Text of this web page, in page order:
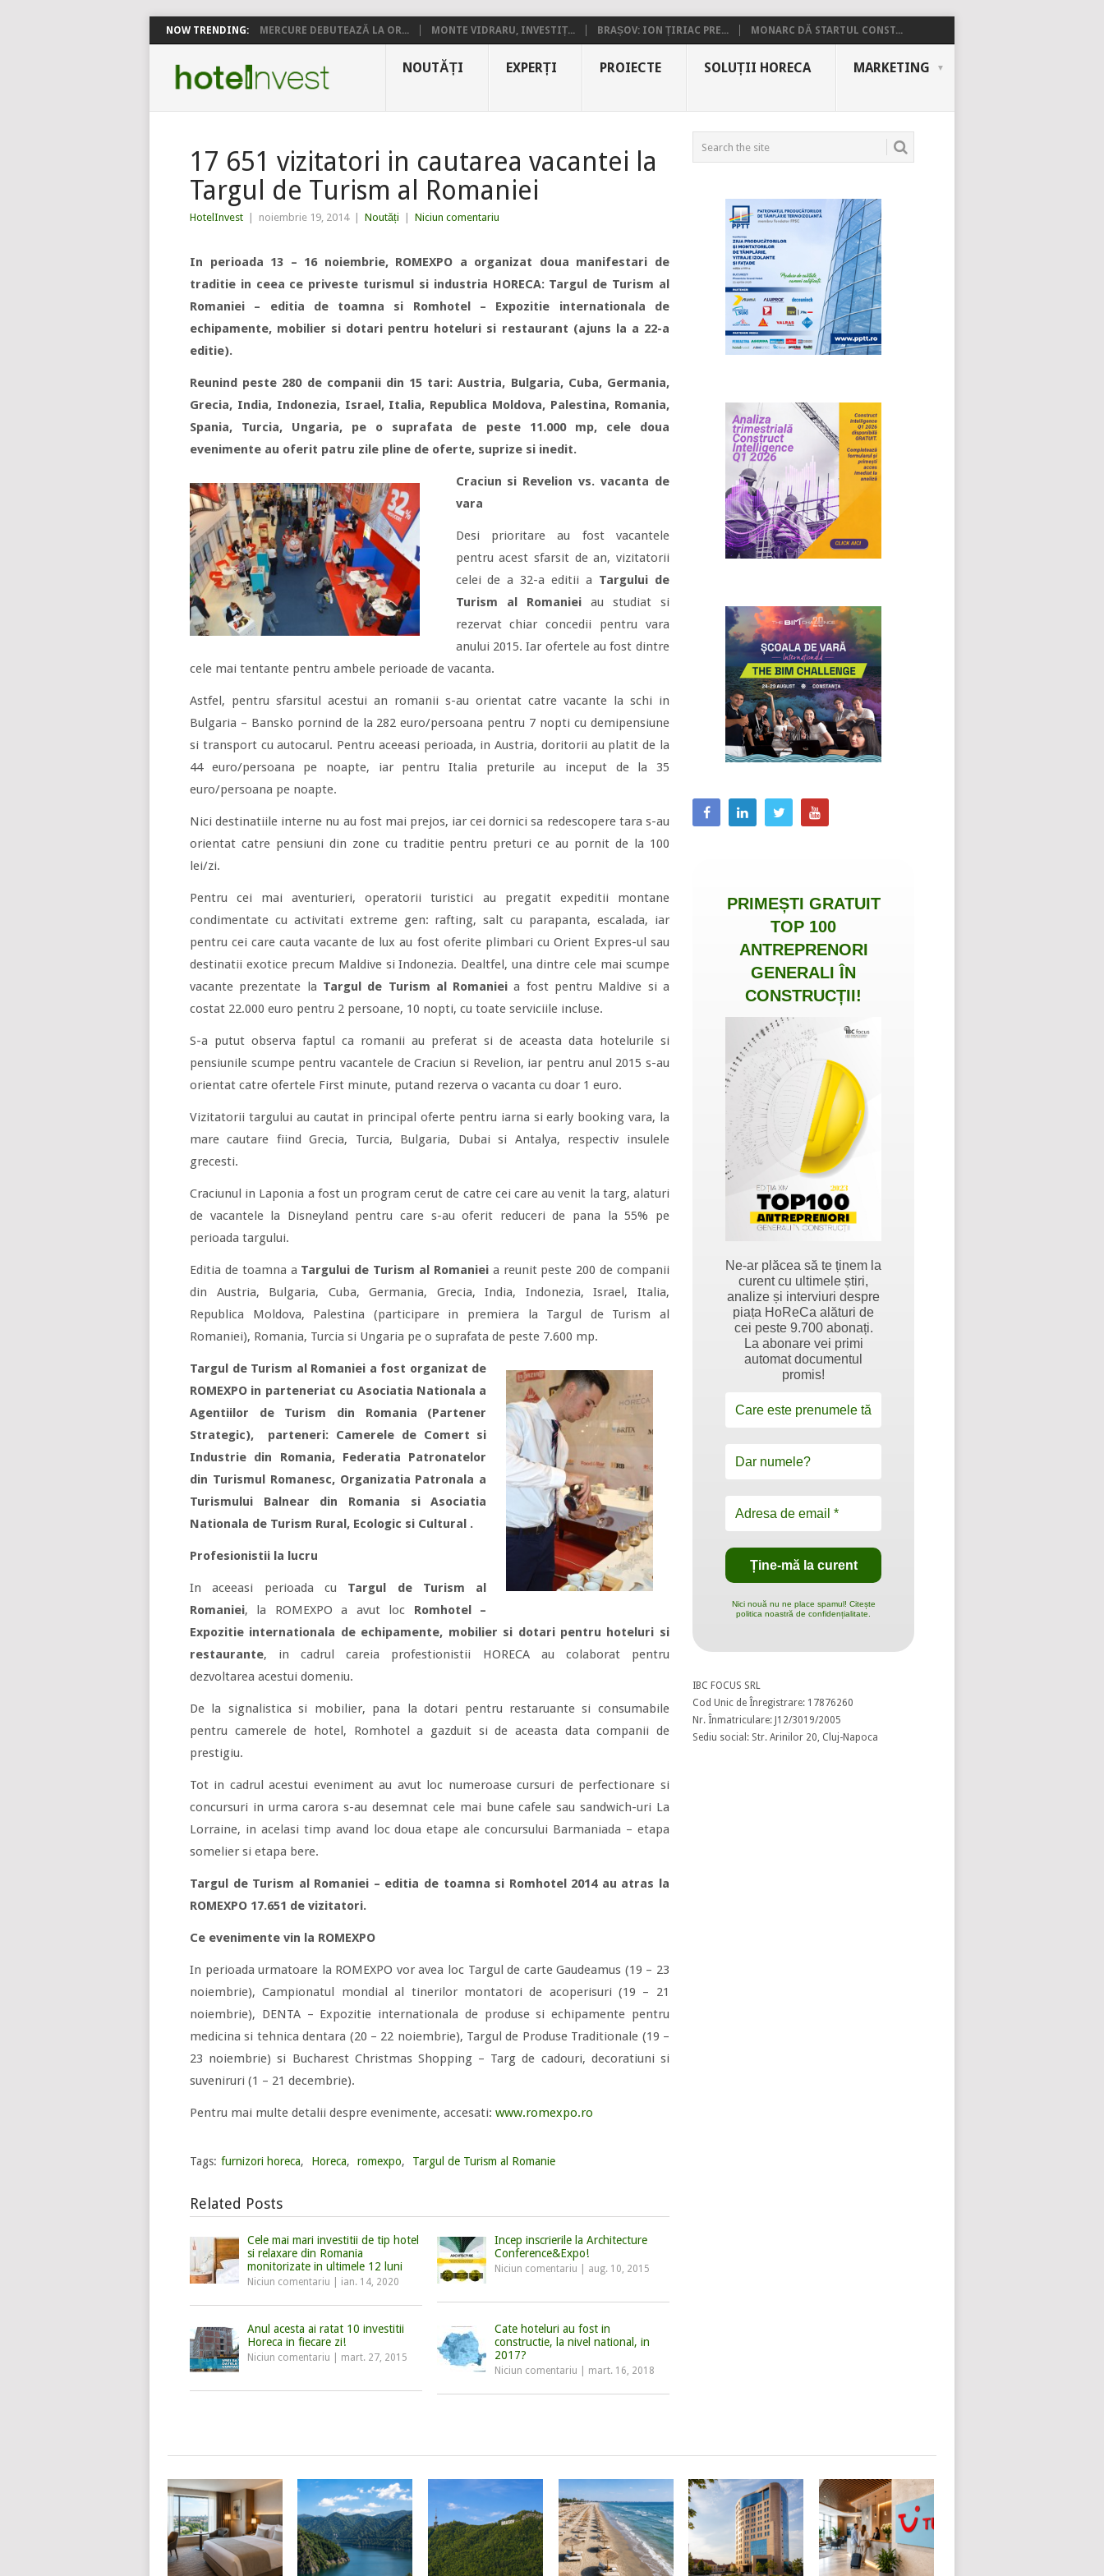
NOW TRENDING: MERCURE DEBUTEAZĂ LA OR... MONTE VIDRARU, INVESTIȚ... BRAȘOV: ION ȚIRIAC PRE... MONARC DĂ STARTUL CONST...
NOUTĂȚI EXPERȚI PROIECTE SOLUȚII HORECA MARKETING
17 651 vizitatori in cautarea vacantei la
Targul de Turism al Romaniei
HotelInvest noiembrie 19, 2014 Noutăți Niciun comentariu
In perioada 13 – 16 noiembrie, ROMEXPO a organizat doua manifestari de
traditie in ceea ce priveste turismul si industria HORECA: Targul de Turism al
Romaniei – editia de toamna si Romhotel – Expozitie internationala de
echipamente, mobilier si dotari pentru hoteluri si restaurant (ajuns la a 22-a
editie).
Reunind peste 280 de companii din 15 tari: Austria, Bulgaria, Cuba, Germania,
Grecia, India, Indonezia, Israel, Italia, Republica Moldova, Palestina, Romania,
Spania, Turcia, Ungaria, pe o suprafata de peste 11.000 mp, cele doua
evenimente au oferit patru zile pline de oferte, suprize si inedit.
Craciun si Revelion vs. vacanta de
vara
Desi prioritare au fost vacantele
pentru acest sfarsit de an, vizitatorii
celei de a 32-a editii a Targului de
Turism al Romanieiau studiat si
rezervat chiar concedii pentru vara
anului 2015. Iar ofertele au fost dintre
cele mai tentante pentru ambele perioade de vacanta.
Astfel, pentru sfarsitul acestui an romanii s-au orientat catre vacante la schi in
Bulgaria – Bansko pornind de la 282 euro/persoana pentru 7 nopti cu demipensiune
si transport cu autocarul. Pentru aceeasi perioada, in Austria, doritorii au platit de la
44 euro/persoana pe noapte, iar pentru Italia preturile au inceput de la 35
euro/persoana pe noapte.
Nici destinatiile interne nu au fost mai prejos, iar cei dornici sa redescopere tara s-au
orientat catre pensiuni din zone cu traditie pentru preturi ce au pornit de la 100
lei/zi.
Pentru cei mai aventurieri, operatorii turistici au pregatit expeditii montane
condimentate cu activitati extreme gen: rafting, salt cu parapanta, escalada, iar
pentru cei care cauta vacante de lux au fost oferite plimbari cu Orient Expres-ul sau
destinatii exotice precum Maldive si Indonezia. Dealtfel, una dintre cele mai scumpe
vacante prezentate la Targul de Turism al Romaniei a fost pentru Maldive si a
costat 22.000 euro pentru 2 persoane, 10 nopti, cu toate serviciile incluse.
S-a putut observa faptul ca romanii au preferat si de aceasta data hotelurile si
pensiunile scumpe pentru vacantele de Craciun si Revelion, iar pentru anul 2015 s-au
orientat catre ofertele First minute, putand rezerva o vacanta cu doar 1 euro.
Vizitatorii targului au cautat in principal oferte pentru iarna si early booking vara, la
mare cautare fiind Grecia, Turcia, Bulgaria, Dubai si Antalya, respectiv insulele
grecesti.
Craciunul in Laponia a fost un program cerut de catre cei care au venit la targ, alaturi
de vacantele la Disneyland pentru care s-au oferit reduceri de pana la 55% pe
perioada targului.
Editia de toamna a Targului de Turism al Romanieia reunit peste 200 de companii
din Austria, Bulgaria, Cuba, Germania, Grecia, India, Indonezia, Israel, Italia,
Republica Moldova, Palestina (participare in premiera la Targul de Turism al
Romaniei), Romania, Turcia si Ungaria pe o suprafata de peste 7.600 mp.
Targul de Turism al Romaniei a fost organizat de
ROMEXPO in parteneriat cu Asociatia Nationala a
Agentiilor de Turism din Romania (Partener
Strategic), parteneri: Camerele de Comert si
Industrie din Romania, Federatia Patronatelor
din Turismul Romanesc, Organizatia Patronala a
Turismului Balnear din Romania si Asociatia
Nationala de Turism Rural, Ecologic si Cultural .
Profesionistii la lucru
In aceeasi perioada cu Targul de Turism al
Romaniei, la ROMEXPO a avut loc Romhotel –
Expozitie internationala de echipamente, mobilier si dotari pentru hoteluri si
restaurante, in cadrul careia profestionistii HORECA au colaborat pentru
dezvoltarea acestui domeniu.
De la signalistica si mobilier, pana la dotari pentru restaruante si consumabile
pentru camerele de hotel, Romhotel a gazduit si de aceasta data companii de
prestigiu.
Tot in cadrul acestui eveniment au avut loc numeroase cursuri de perfectionare si
concursuri in urma carora s-au desemnat cele mai bune cafele sau sandwich-uri La
Lorraine, in acelasi timp avand loc doua etape ale concursului Barmaniada – etapa
somelier si etapa bere.
Targul de Turism al Romaniei – editia de toamna si Romhotel 2014 au atras la
ROMEXPO 17.651 de vizitatori.
Ce evenimente vin la ROMEXPO
In perioada urmatoare la ROMEXPO vor avea loc Targul de carte Gaudeamus (19 – 23
noiembrie), Campionatul mondial al tinerilor montatori de acoperisuri (19 – 21
noiembrie), DENTA – Expozitie internationala de produse si echipamente pentru
medicina si tehnica dentara (20 – 22 noiembrie), Targul de Produse Traditionale (19 –
23 noiembrie) si Bucharest Christmas Shopping – Targ de cadouri, decoratiuni si
suveniruri (1 – 21 decembrie).
Pentru mai multe detalii despre evenimente, accesati: www.romexpo.ro
Tags: furnizori horeca, Horeca, romexpo, Targul de Turism al Romanie
Related Posts
Cele mai mari investitii de tip hotel
si relaxare din Romania
monitorizate in ultimele 12 luni
Niciun comentariu ian. 14, 2020
Incep inscrierile la Architecture
Conference&Expo!
Niciun comentariu aug. 10, 2015
Anul acesta ai ratat 10 investitii
Horeca in fiecare zi!
Niciun comentariu mart. 27, 2015
Cate hoteluri au fost in
constructie, la nivel national, in
2017?
Niciun comentariu mart. 16, 2018
PRIMEȘTI GRATUIT
TOP 100
ANTREPRENORI
GENERALI ÎN
CONSTRUCȚII!
Ne-ar plăcea să te ținem la
curent cu ultimele știri,
analize și interviuri despre
piața HoReCa alături de
cei peste 9.700 abonați.
La abonare vei primi
automat documentul
promis!
Nici nouă nu ne place spamul! Citește
politica noastră de confidențialitate.
IBC FOCUS SRL
Cod Unic de Înregistrare: 17876260
Nr. Înmatriculare: J12/3019/2005
Sediu social: Str. Arinilor 20, Cluj-Napoca